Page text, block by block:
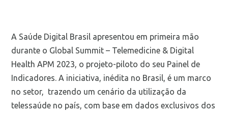
A Saúde Digital Brasil apresentou em primeira mão
durante o Global Summit – Telemedicine & Digital
Health APM 2023, o projeto-piloto do seu Painel de
Indicadores. A iniciativa, inédita no Brasil, é um marco
no setor, trazendo um cenário da utilização da
telessaúde no país, com base em dados exclusivos dos